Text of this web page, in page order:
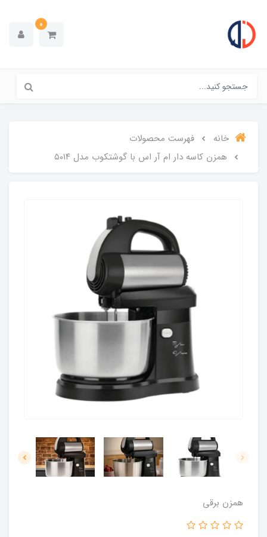
0
خانه
فهرست محصولات
همزن کاسه دار ام آر اس با گوشتکوب مدل ۵۰۱۴
همزن برقی